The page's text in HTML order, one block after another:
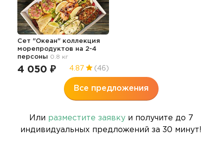
Сет "Океан" коллекция
морепродуктов на 2-4
персоны 0.8 кг
4 050 ₽ 4.87 (46)
Все предложения
Или разместите заявкуи получите до 7
индивидуальных предложений за 30 минут!